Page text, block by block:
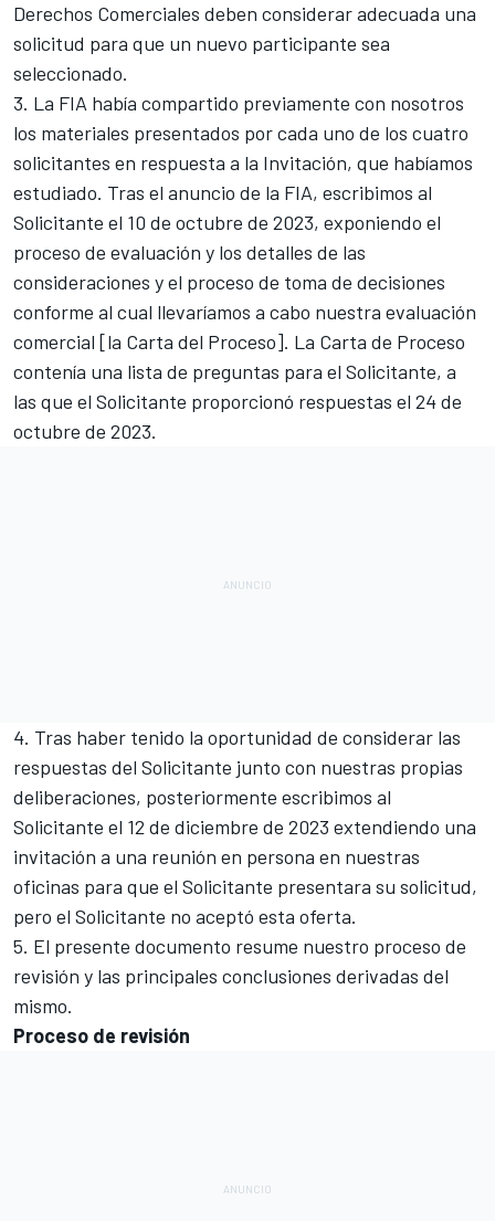
Derechos Comerciales deben considerar adecuada una
solicitud para que un nuevo participante sea
seleccionado.
3. La FIA había compartido previamente con nosotros
los materiales presentados por cada uno de los cuatro
solicitantes en respuesta a la Invitación, que habíamos
estudiado. Tras el anuncio de la FIA, escribimos al
Solicitante el 10 de octubre de 2023, exponiendo el
proceso de evaluación y los detalles de las
consideraciones y el proceso de toma de decisiones
conforme al cual llevaríamos a cabo nuestra evaluación
comercial [la Carta del Proceso]. La Carta de Proceso
contenía una lista de preguntas para el Solicitante, a
las que el Solicitante proporcionó respuestas el 24 de
octubre de 2023.
4. Tras haber tenido la oportunidad de considerar las
respuestas del Solicitante junto con nuestras propias
deliberaciones, posteriormente escribimos al
Solicitante el 12 de diciembre de 2023 extendiendo una
invitación a una reunión en persona en nuestras
oficinas para que el Solicitante presentara su solicitud,
pero el Solicitante no aceptó esta oferta.
5. El presente documento resume nuestro proceso de
revisión y las principales conclusiones derivadas del
mismo.
Proceso de revisión